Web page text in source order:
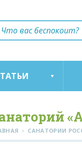
› САНАТОРИИ